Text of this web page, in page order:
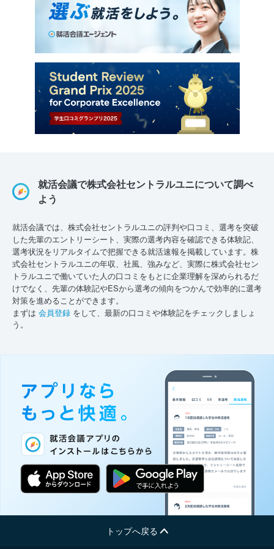
就活会議で株式会社セントラルユニについて調べ
よう
就活会議では、株式会社セントラルユニの評判や口コミ、選考を突破
した先輩のエントリーシート、実際の選考内容を確認できる体験記、
選考状況をリアルタイムで把握できる就活速報を掲載しています。株
式会社セントラルユニの年収、社風、強みなど、実際に株式会社セン
トラルユニで働いていた人の口コミをもとに企業理解を深められるだ
けでなく、先輩の体験記やESから選考の傾向をつかんで効率的に選考
対策を進めることができます。
まずは 会員登録 をして、最新の口コミや体験記をチェックしましょ
う。
トップへ戻る